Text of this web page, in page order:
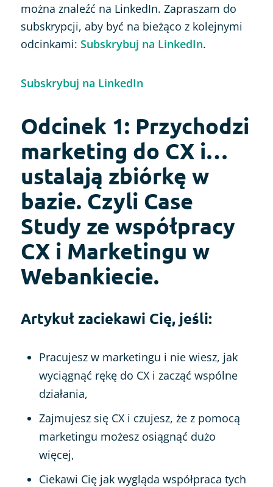
można znaleźć na LinkedIn. Zapraszam do
subskrypcji, aby być na bieżąco z kolejnymi
odcinkami: Subskrybuj na LinkedIn.
Subskrybuj na LinkedIn
Odcinek 1: Przychodzi
marketing do CX i…
ustalają zbiórkę w
bazie. Czyli Case
Study ze współpracy
CX i Marketingu w
Webankiecie.
Artykuł zaciekawi Cię, jeśli:
Pracujesz w marketingu i nie wiesz, jak
wyciągnąć rękę do CX i zacząć wspólne
działania,
Zajmujesz się CX i czujesz, że z pomocą
marketingu możesz osiągnąć dużo
więcej,
Ciekawi Cię jak wygląda współpraca tych